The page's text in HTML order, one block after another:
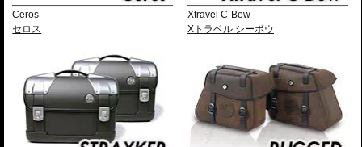
Ceros
セロス
Xtravel C-Bow
Xトラベル シーボウ